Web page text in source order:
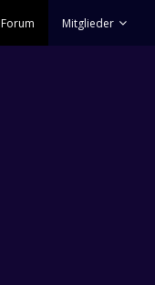
Forum Mitglieder